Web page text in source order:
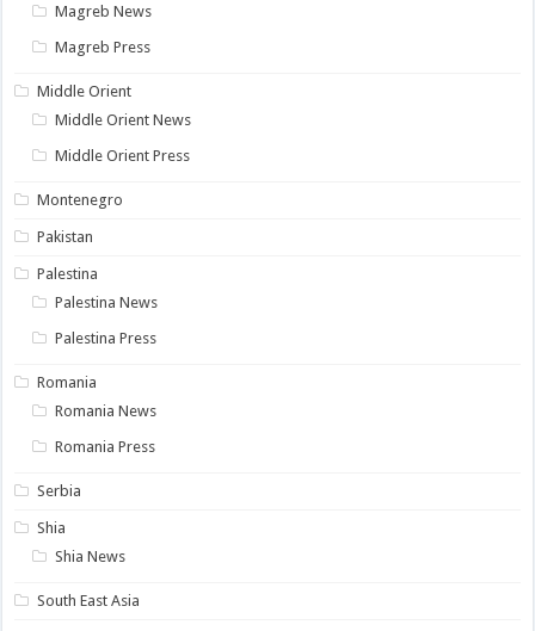
Magreb News
Magreb Press
Middle Orient
Middle Orient News
Middle Orient Press
Montenegro
Pakistan
Palestina
Palestina News
Palestina Press
Romania
Romania News
Romania Press
Serbia
Shia
Shia News
South East Asia